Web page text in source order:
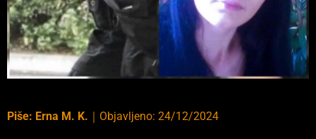
Piše: Erna M. K. ｜ Objavljeno: 24/12/2024